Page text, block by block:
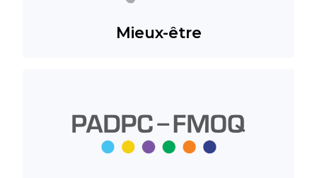
Mieux-être